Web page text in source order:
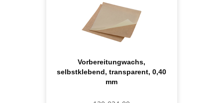
Vorbereitungwachs,
selbstklebend, transparent, 0,40
mm